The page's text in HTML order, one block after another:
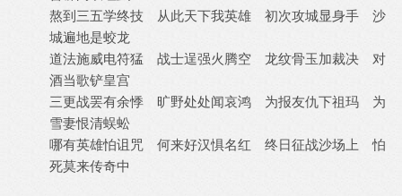
熬到三五学终技 从此天下我英雄 初次攻城显身手 沙
城遍地是蛟龙
道法施威电符猛 战士逞强火腾空 龙纹骨玉加裁决 对
酒当歌铲皇宫
三更战罢有余悸 旷野处处闻哀鸿 为报友仇下祖玛 为
雪妻恨清蜈蚣
哪有英雄怕诅咒 何来好汉惧名红 终日征战沙场上 怕
死莫来传奇中